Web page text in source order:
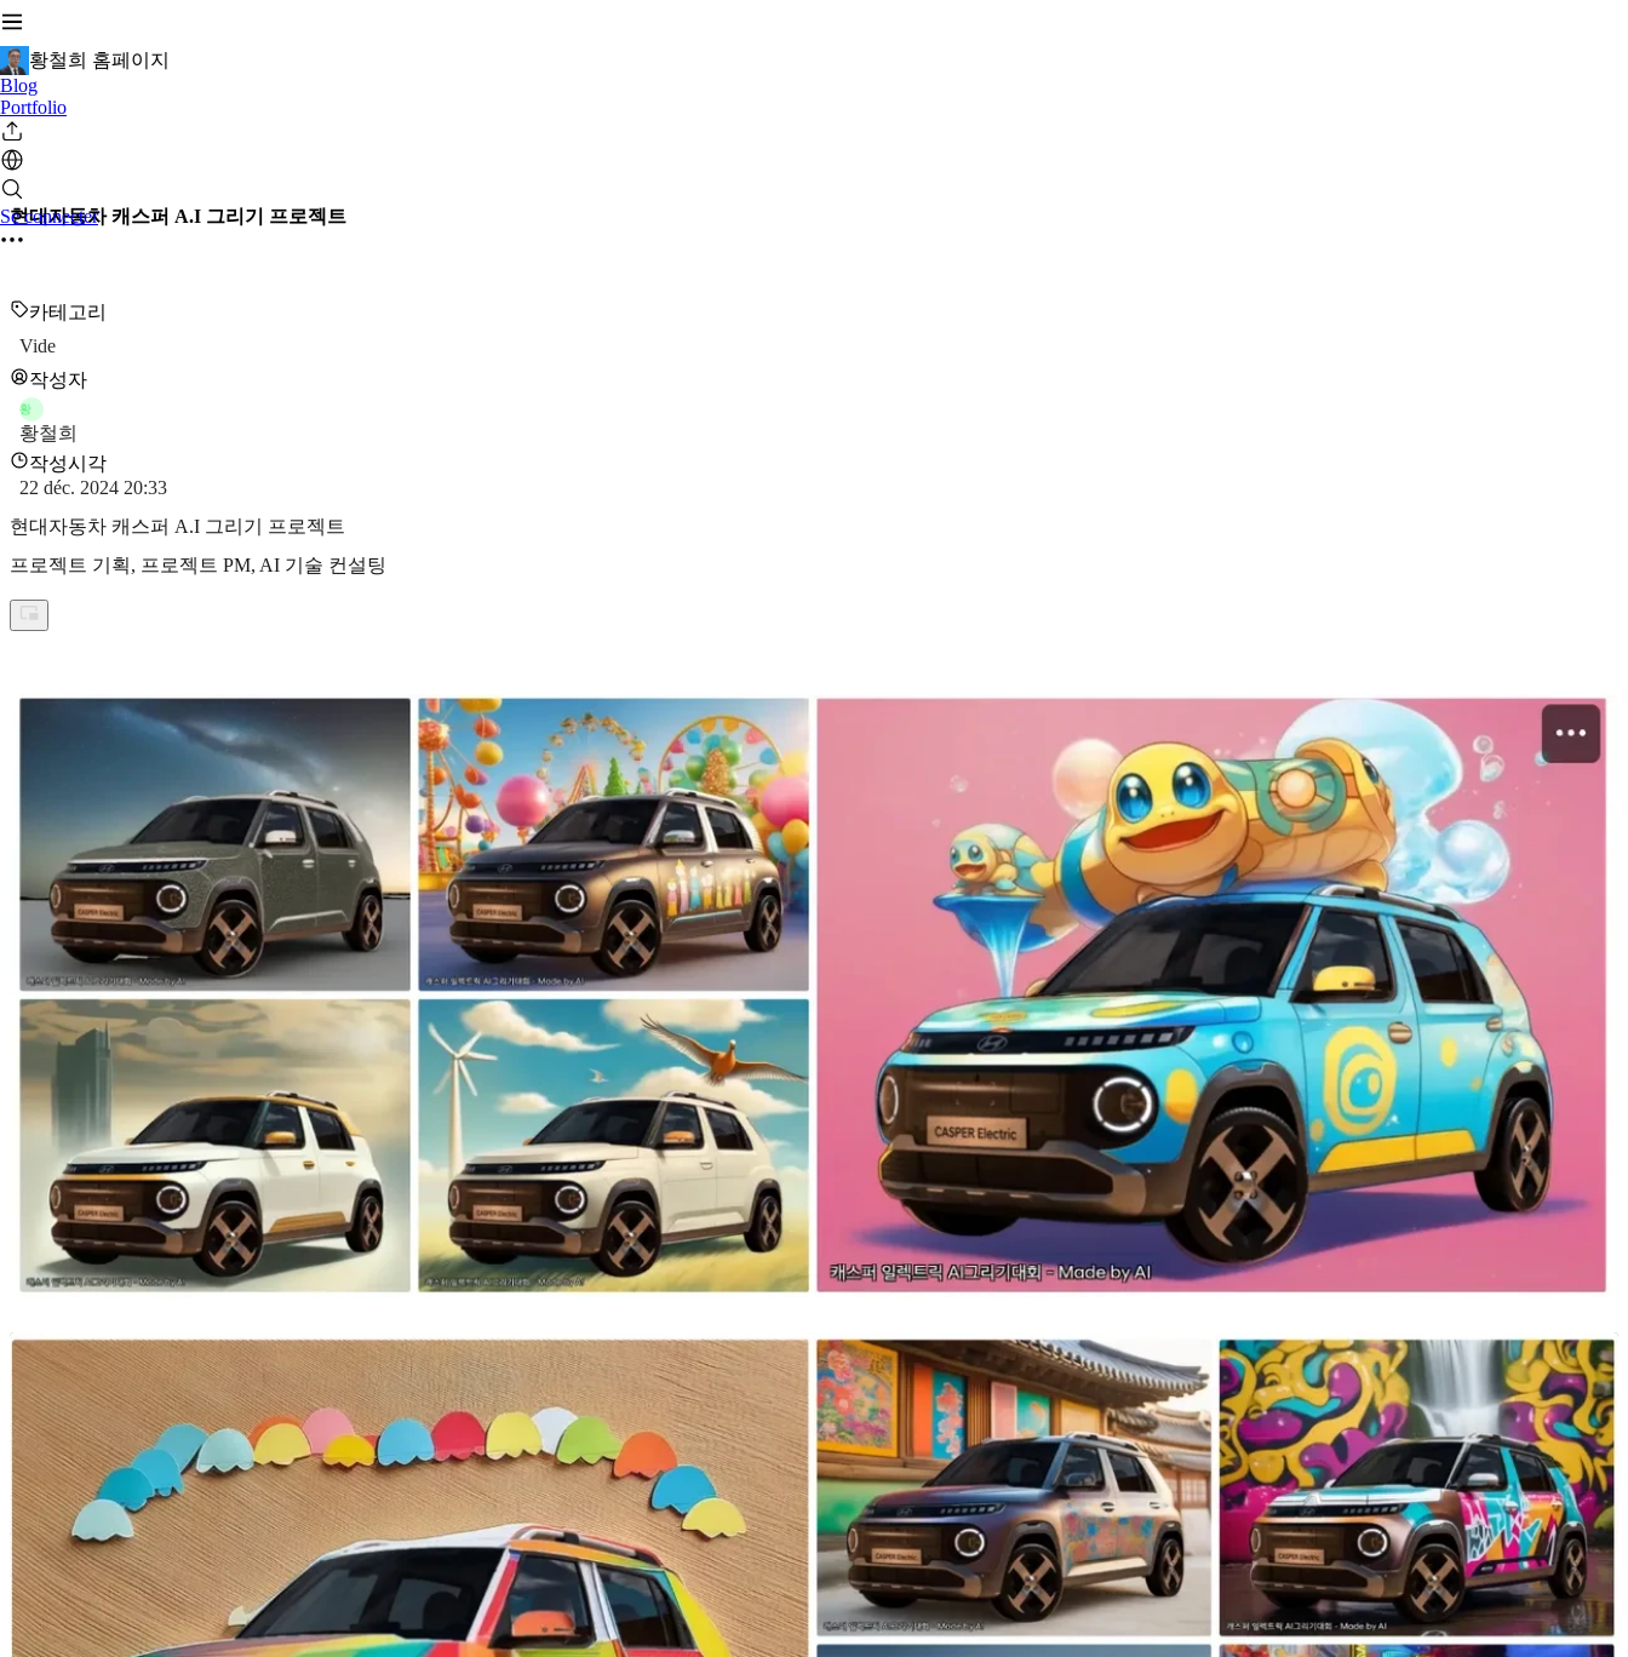
황철희 홈페이지
Blog
Portfolio
Se connecter
현대자동차 캐스퍼 A.I 그리기 프로젝트
카테고리
Vide
작성자
황
황철희
작성시각
22 déc. 2024 20:33
현대자동차 캐스퍼 A.I 그리기 프로젝트
프로젝트 기획, 프로젝트 PM, AI 기술 컨설팅